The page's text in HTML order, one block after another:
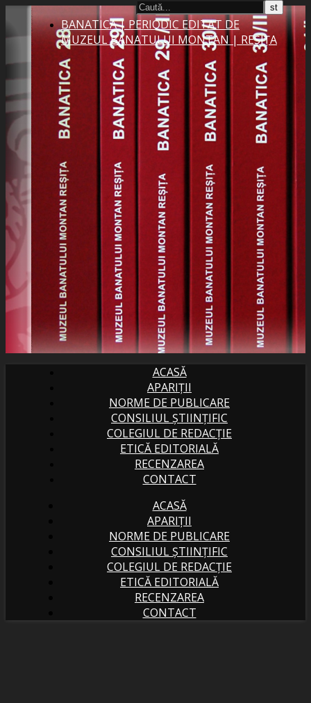
BANATICA | PERIODIC EDITAT DE
MUZEUL BANATULUI MONTAN | REȘIȚA
ACASĂ
APARIȚII
NORME DE PUBLICARE
CONSILIUL ȘTIINȚIFIC
COLEGIUL DE REDACȚIE
ETICĂ EDITORIALĂ
RECENZAREA
CONTACT
ACASĂ
APARIȚII
NORME DE PUBLICARE
CONSILIUL ȘTIINȚIFIC
COLEGIUL DE REDACȚIE
ETICĂ EDITORIALĂ
RECENZAREA
CONTACT